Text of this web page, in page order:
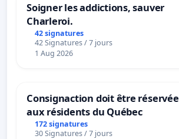
Soigner les addictions, sauver
Charleroi.
42 signatures
42 Signatures / 7 jours
1 Aug 2026
Consignaction doit être réservée
aux résidents du Québec
172 signatures
30 Signatures / 7 jours